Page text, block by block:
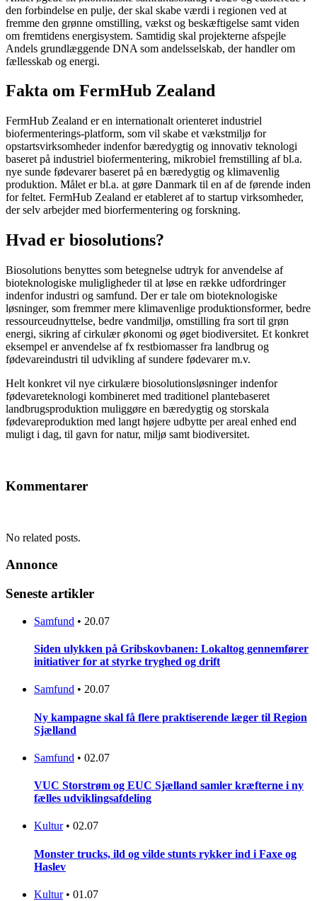
den forbindelse en pulje, der skal skabe værdi i regionen ved at
fremme den grønne omstilling, vækst og beskæftigelse samt viden
om fremtidens energisystem. Samtidig skal projekterne afspejle
Andels grundlæggende DNA som andelsselskab, der handler om
fællesskab og energi.
Fakta om FermHub Zealand
FermHub Zealand er en internationalt orienteret industriel
biofermenterings-platform, som vil skabe et vækstmiljø for
opstartsvirksomheder indenfor bæredygtig og innovativ teknologi
baseret på industriel biofermentering, mikrobiel fremstilling af bl.a.
nye sunde fødevarer baseret på en bæredygtig og klimavenlig
produktion. Målet er bl.a. at gøre Danmark til en af de førende inden
for feltet. FermHub Zealand er etableret af to startup virksomheder,
der selv arbejder med biorfermentering og forskning.
Hvad er biosolutions?
Biosolutions benyttes som betegnelse udtryk for anvendelse af
bioteknologiske muligligheder til at løse en række udfordringer
indenfor industri og samfund. Der er tale om bioteknologiske
løsninger, som fremmer mere klimavenlige produktionsformer, bedre
ressourceudnyttelse, bedre vandmiljø, omstilling fra sort til grøn
energi, sikring af cirkulær økonomi og øget biodiversitet. Et konkret
eksempel er anvendelse af fx restbiomasser fra landbrug og
fødevareindustri til udvikling af sundere fødevarer m.v.
Helt konkret vil nye cirkulære biosolutionsløsninger indenfor
fødevareteknologi kombineret med traditionel plantebaseret
landbrugsproduktion muliggøre en bæredygtig og storskala
fødevareproduktion med langt højere udbytte per areal enhed end
muligt i dag, til gavn for natur, miljø samt biodiversitet.
Kommentarer
No related posts.
Annonce
Seneste artikler
Samfund • 20.07
Siden ulykken på Gribskovbanen: Lokaltog gennemfører
initiativer for at styrke tryghed og drift
Samfund • 20.07
Ny kampagne skal få flere praktiserende læger til Region
Sjælland
Samfund • 02.07
VUC Storstrøm og EUC Sjælland samler kræfterne i ny
fælles udviklingsafdeling
Kultur • 02.07
Monster trucks, ild og vilde stunts rykker ind i Faxe og
Haslev
Kultur • 01.07